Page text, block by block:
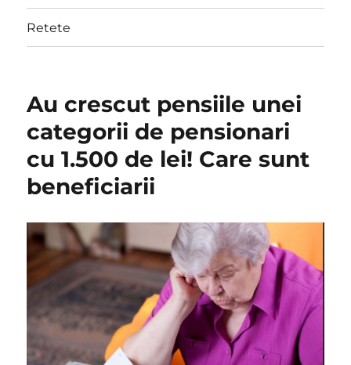
Retete
Au crescut pensiile unei
categorii de pensionari
cu 1.500 de lei! Care sunt
beneficiarii